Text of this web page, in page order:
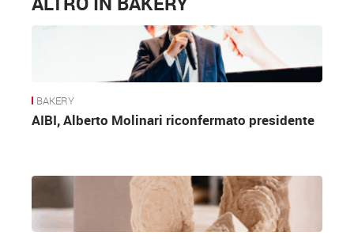
BAKERY
AIBI, Alberto Molinari riconfermato presidente